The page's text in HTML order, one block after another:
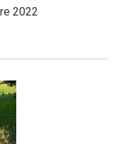
2022